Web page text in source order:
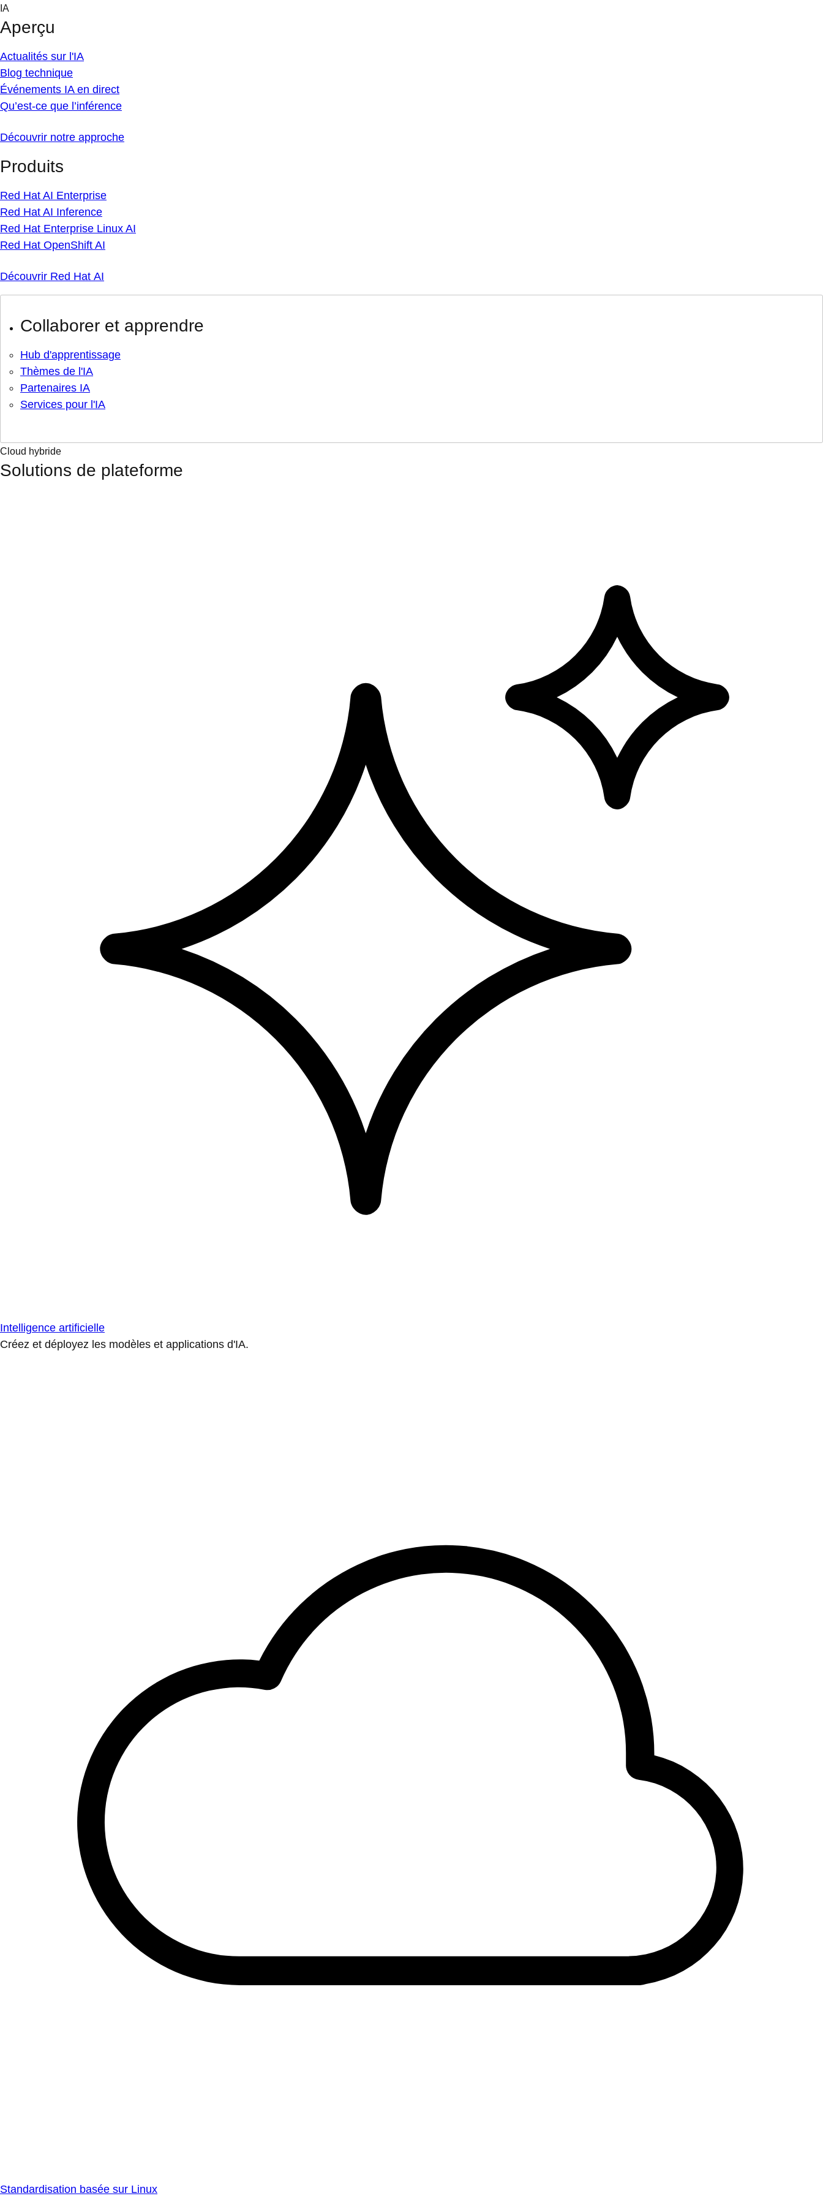
Skip
content
IA
Aperçu
Actualités sur l'IA
Blog technique
Événements IA en direct
Qu’est-ce que l’inférence
Découvrir notre approche
Produits
Red Hat AI Enterprise
Red Hat AI Inference
Red Hat Enterprise Linux AI
Red Hat OpenShift AI
Découvrir Red Hat AI
Collaborer et apprendre
Hub d'apprentissage
Thèmes de l'IA
Partenaires IA
Services pour l'IA
Cloud hybride
Solutions de plateforme
Intelligence artificielle
Créez et déployez les modèles et applications d'IA.
Standardisation basée sur Linux